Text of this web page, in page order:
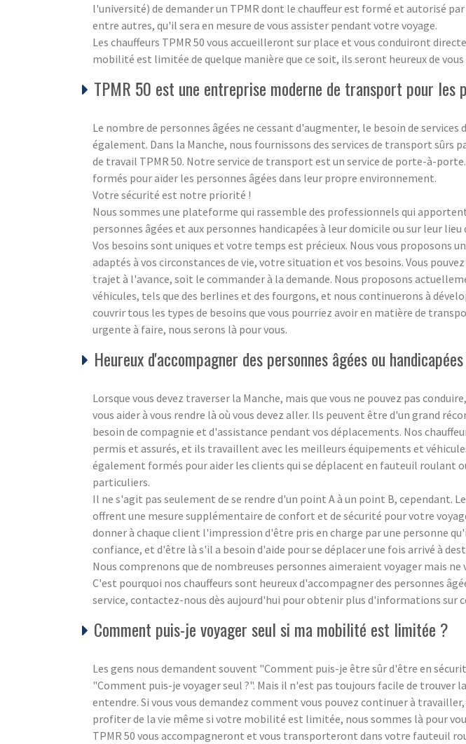
l'université) de demander un TPMR dont le chauffeur est formé et autorisé par
entre autres, qu'il sera en mesure de vous assister pendant votre voyage.
Les chauffeurs TPMR 50 vous accueilleront sur place et vous conduiront
mobilité est limitée de quelque manière que ce soit, ils seront heureux de vous
TPMR 50 est une entreprise moderne de transport pour les
Le nombre de personnes âgées ne cessant d'augmenter, le besoin de
également. Dans la Manche, nous fournissons des services de transport sûrs
de travail TPMR 50. Notre service de transport est un service de porte-à-
formés pour aider les personnes âgées dans leur propre environnement.
Votre sécurité est notre priorité !
Nous sommes une plateforme qui rassemble des professionnels qui
personnes âgées et aux personnes handicapées à leur domicile ou sur leur
Vos besoins sont uniques et votre temps est précieux. Nous vous proposons
adaptés à vos circonstances de vie, votre situation et vos besoins. Vous
trajet à l'avance, soit le commander à la demande. Nous proposons
véhicules, tels que des berlines et des fourgons, et nous continuerons à
couvrir tous les types de besoins que vous pourriez avoir en matière de
urgente à faire, nous serons là pour vous.
Heureux d'accompagner des personnes âgées ou
Lorsque vous devez traverser la Manche, mais que vous ne pouvez pas
vous aider à vous rendre là où vous devez aller. Ils peuvent être d'un grand
besoin de compagnie et d'assistance pendant vos déplacements. Nos
permis et assurés, et ils travaillent avec les meilleurs équipements et
également formés pour aider les clients qui se déplacent en fauteuil roulant
particuliers.
Il ne s'agit pas seulement de se rendre d'un point A à un point B, cependant.
offrent une mesure supplémentaire de confort et de sécurité pour votre
donner à chaque client l'impression d'être pris en charge par une personne
confiance, et d'être là s'il a besoin d'aide pour se déplacer une fois arrivé à
Nous comprenons que de nombreuses personnes aimeraient voyager mais ne
C'est pourquoi nos chauffeurs sont heureux d'accompagner des personnes
service, contactez-nous dès aujourd'hui pour obtenir plus d'informations sur
Comment puis-je voyager seul si ma mobilité est limitée ?
Les gens nous demandent souvent "Comment puis-je être sûr d'être en
"Comment puis-je voyager seul ?". Mais il n'est pas toujours facile de trouver
entendre. Si vous vous demandez comment vous pouvez continuer à
profiter de la vie même si votre mobilité est limitée, nous sommes là pour
TPMR 50 vous accompagneront et vous transporteront dans votre fauteuil